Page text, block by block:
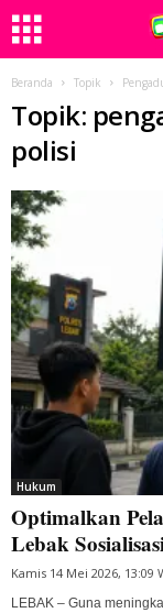
Beranda Topik
Topik:
polisi
Hukum
Optimalkan
Lebak
Kamis 14 Mei 2026, 13:09
LEBAK – Guna